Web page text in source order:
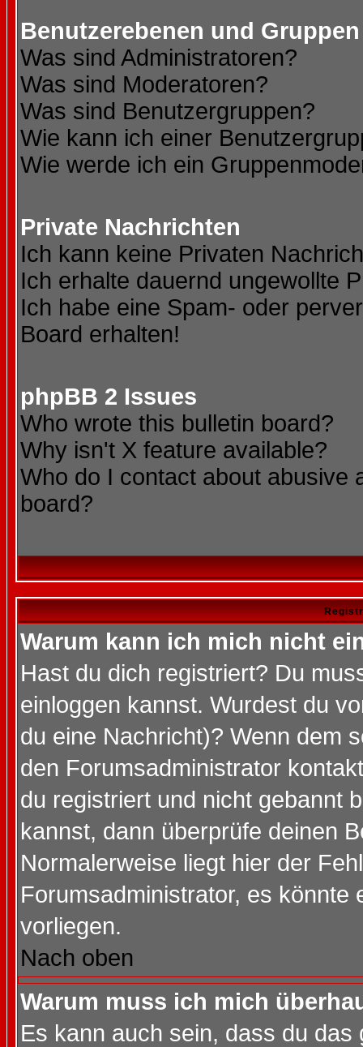
Benutzerebenen und Gruppen
Was sind Administratoren?
Was sind Moderatoren?
Was sind Benutzergruppen?
Wie kann ich einer
Wie werde ich ein
Private Nachrichten
Ich kann keine Privaten
Ich erhalte dauernd ungewollte
Ich habe eine Spam- oder
Board erhalten!
phpBB 2 Issues
Who wrote this bulletin board?
Why isn't X feature available?
Who do I contact about abusive
board?
Warum kann ich mich nicht
Hast du dich registriert? Du
einloggen kannst. Wurdest du
du eine Nachricht)? Wenn dem
den Forumsadministrator
du registriert und nicht gebannt
kannst, dann überprüfe deinen
Normalerweise liegt hier der
Forumsadministrator, es könnte
vorliegen.
Nach oben
Warum muss ich mich
Es kann auch sein, dass du